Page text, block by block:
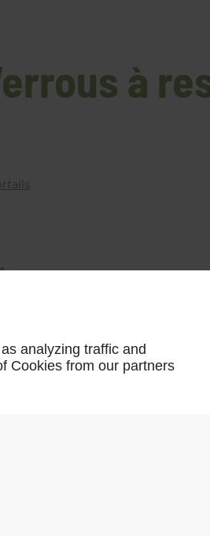
à
analyzing traffic and
Cookies from our partners